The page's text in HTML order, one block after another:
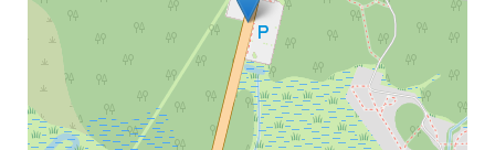
wycofać swoją zgodę naPolitykę plików cookiena naszej
stronie internetowej
Jeśli użytkownik wyrazi zgodę na przetwarzanie
ukierunkowanych plików cookie, szczegółowe informacje
na temat sposobu ich przetwarzania można znaleźć pod
linkiemPrzetwarzanie ukierunkowanych plików cookie.